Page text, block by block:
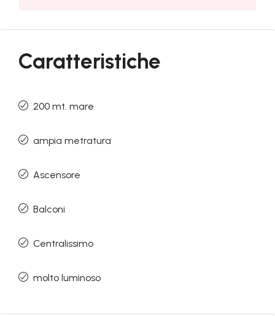
Caratteristiche
200 mt. mare
ampia metratura
Ascensore
Balconi
Centralissimo
molto luminoso